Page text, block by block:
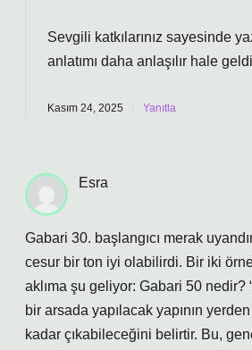
Sevgili katkılarınız sayesinde
anlatımı daha anlaşılır hale
Kasım 24, 2025 Yanıtla
Esra
Gabari 30. başlangıcı merak
cesur bir ton iyi olabilirdi. Bir iki
aklıma şu geliyor: Gabari 50 nedir?
bir arsada yapılacak yapının
kadar çıkabileceğini belirtir. Bu,